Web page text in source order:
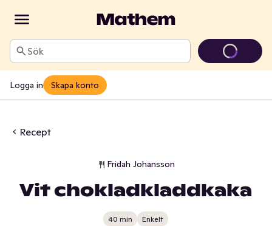
Sök
Logga in Skapa konto
Recept
Fridah Johansson
Vit chokladkladdkaka
40 min Enkelt